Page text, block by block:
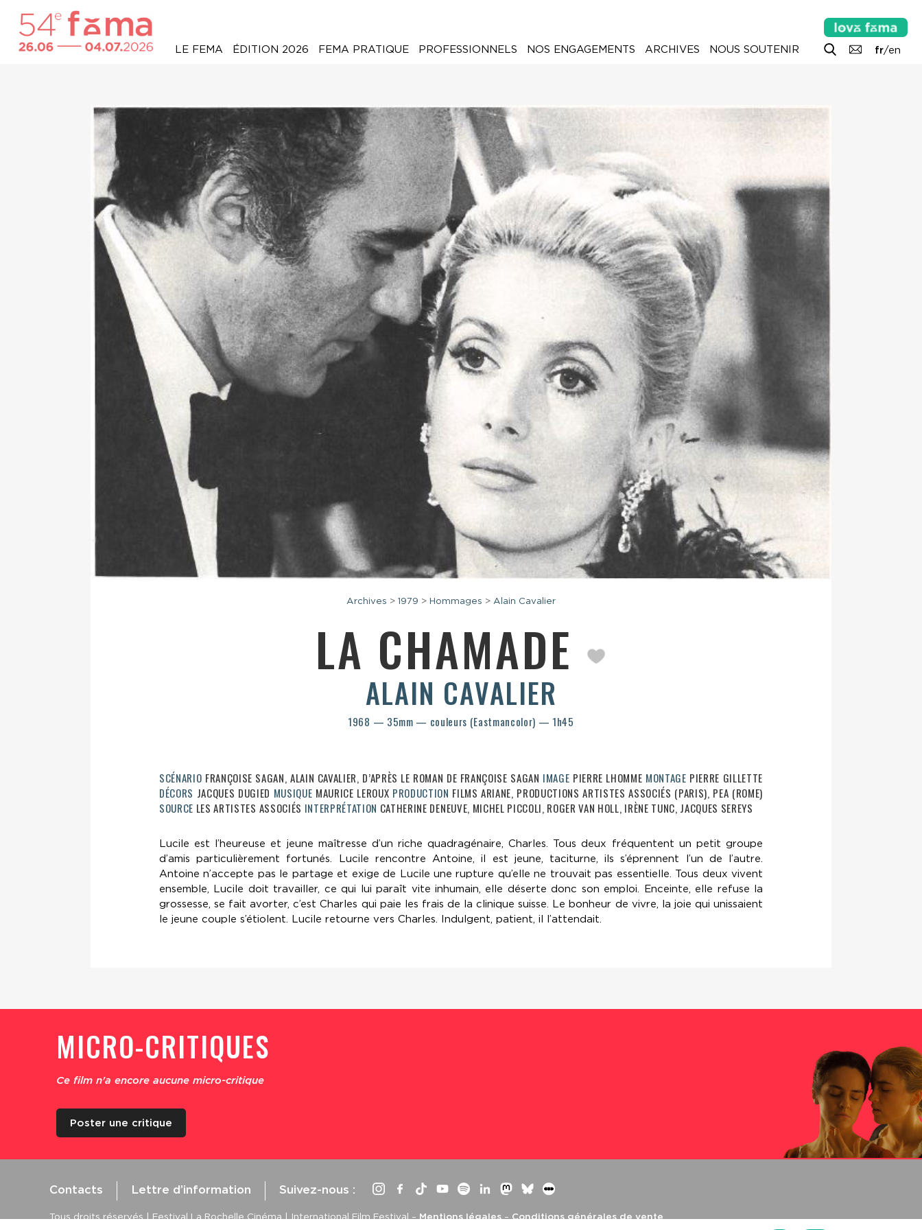
fr/en
LE FEMA ÉDITION 2026 FEMA PRATIQUE PROFESSIONNELS NOS ENGAGEMENTS ARCHIVES NOUS SOUTENIR
Archives > 1979 > Hommages > Alain Cavalier
LA CHAMADE
ALAIN CAVALIER
1968 — 35mm — couleurs (Eastmancolor) — 1h45
SCÉNARIO FRANÇOISE SAGAN, ALAIN CAVALIER, D’APRÈS LE ROMAN DE FRANÇOISE SAGAN IMAGE PIERRE LHOMME MONTAGE PIERRE GILLETTE
DÉCORS JACQUES DUGIED MUSIQUE MAURICE LEROUX PRODUCTION FILMS ARIANE, PRODUCTIONS ARTISTES ASSOCIÉS (PARIS), PEA (ROME)
SOURCE LES ARTISTES ASSOCIÉS INTERPRÉTATION CATHERINE DENEUVE, MICHEL PICCOLI, ROGER VAN HOLL, IRÈNE TUNC, JACQUES SEREYS
Lucile est l’heureuse et jeune maîtresse d’un riche quadragénaire, Charles. Tous deux fréquentent un petit groupe
d’amis particulièrement fortunés. Lucile rencontre Antoine, il est jeune, taciturne, ils s’éprennent l’un de l’autre.
Antoine n’accepte pas le partage et exige de Lucile une rupture qu’elle ne trouvait pas essentielle. Tous deux vivent
ensemble, Lucile doit travailler, ce qui lui paraît vite inhumain, elle déserte donc son emploi. Enceinte, elle refuse la
grossesse, se fait avorter, c’est Charles qui paie les frais de la clinique suisse. Le bonheur de vivre, la joie qui unissaient
le jeune couple s’étiolent. Lucile retourne vers Charles. Indulgent, patient, il l’attendait.
MICRO-CRITIQUES
Ce film n'a encore aucune micro-critique
Poster une critique
Contacts Lettre d’information Suivez-nous :
Tous droits réservés | Festival La Rochelle Cinéma | International Film Festival –Mentions légales–Conditions générales de vente